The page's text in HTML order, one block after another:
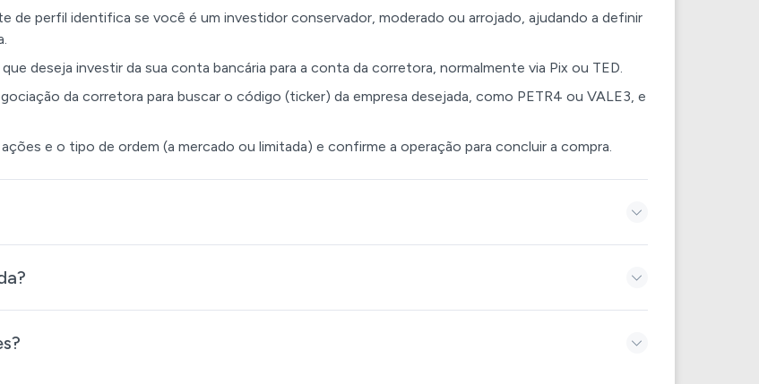
de perfil identifica se você é um investidor conservador, moderado ou arrojado, ajudando a definir
deseja investir da sua conta bancária para a conta da corretora, normalmente via Pix ou TED.
da corretora para buscar o código (ticker) da empresa desejada, como PETR4 ou VALE3, e
e o tipo de ordem (a mercado ou limitada) e confirme a operação para concluir a compra.